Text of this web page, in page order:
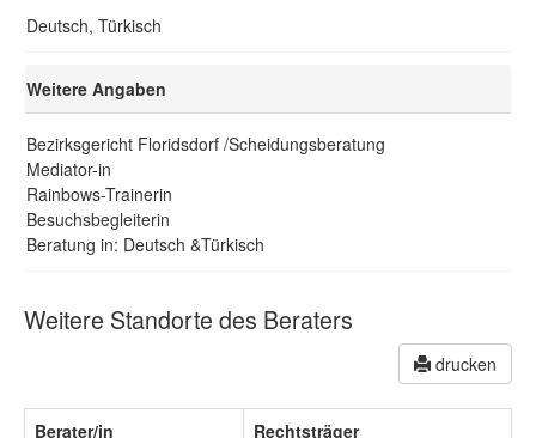
Deutsch, Türkisch
Weitere Angaben
Bezirksgericht Floridsdorf /Scheidungsberatung
Mediator-in
Rainbows-Trainerin
Besuchsbegleiterin
Beratung in: Deutsch &Türkisch
Weitere Standorte des Beraters
drucken
Berater/in Rechtsträger